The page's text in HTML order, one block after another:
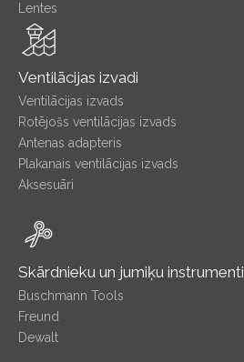
Lentes
Ventilācijas izvadi
Ventilācijas izvads
Rotējošs ventilācijas izvads
Antenas adapteris
Plakanais ventilācijas izvads
Aksesuāri
Skārdnieku un jumiķu instrumenti
Buschmann Tools
Freund
Dewalt